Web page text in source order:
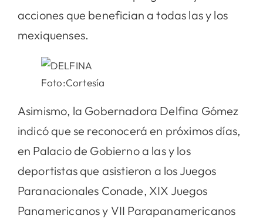
acciones que benefician a todas las y los
mexiquenses.
Foto:Cortesía
Asimismo, la Gobernadora Delfina Gómez
indicó que se reconocerá en próximos días,
en Palacio de Gobierno a las y los
deportistas que asistieron a los Juegos
Paranacionales Conade, XIX Juegos
Panamericanos y VII Parapanamericanos